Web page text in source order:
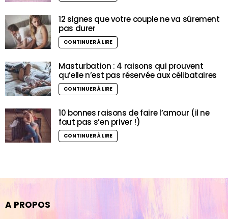
12 signes que votre couple ne va sûrement
pas durer
CONTINUER À LIRE
Masturbation : 4 raisons qui prouvent
qu’elle n’est pas réservée aux célibataires
CONTINUER À LIRE
10 bonnes raisons de faire l’amour (il ne
faut pas s’en priver !)
CONTINUER À LIRE
A PROPOS